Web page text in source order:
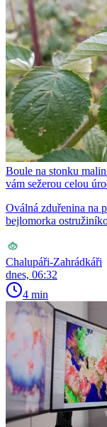
Boule na stonku
vám sežerou celou
Oválná zduřenina na
bejlomorka
Chalupáři-Zahrádkáři
dnes, 06:32
4 min